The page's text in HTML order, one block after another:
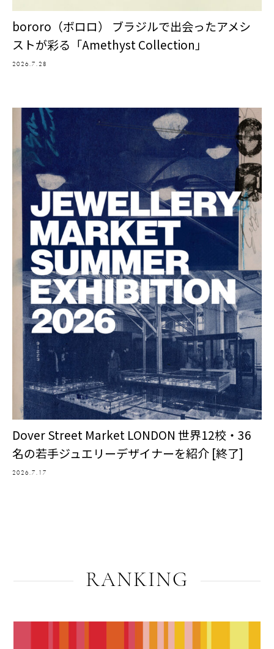
bororo（ボロロ） ブラジルで出会ったアメシ
ストが彩る「Amethyst Collection」
2026.7.28
Dover Street Market LONDON 世界12校・36
名の若手ジュエリーデザイナーを紹介 [終了]
2026.7.17
RANKING